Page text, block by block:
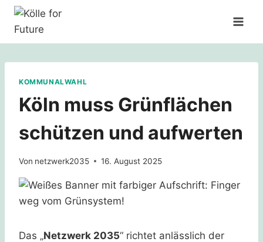
Zum
Inhalt
KOMMUNALWAHL
Köln muss Grünflächen
schützen und aufwerten
Von netzwerk2035 16. August 2025
Das „Netzwerk 2035“ richtet anlässlich der